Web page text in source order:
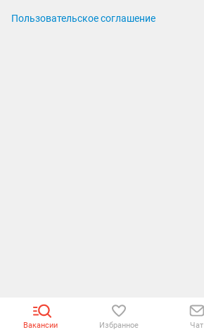
Пользовательское соглашение
Вакансии Избранное Чат